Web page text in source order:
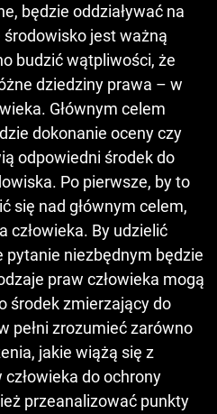
będzie oddziaływać na
środowisko jest ważną
budzić wątpliwości, że
dziedziny prawa – w
Głównym celem
dokonanie oceny czy
odpowiedni środek do
Po pierwsze, by to
się nad głównym celem,
człowieka. By udzielić
niezbędnym będzie
praw człowieka mogą
środek zmierzający do
pełni zrozumieć zarówno
jakie wiążą się z
do ochrony
przeanalizować punkty